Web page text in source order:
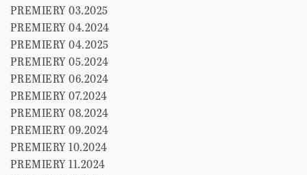
PREMIERY 03.2025
PREMIERY 04.2024
PREMIERY 04.2025
PREMIERY 05.2024
PREMIERY 06.2024
PREMIERY 07.2024
PREMIERY 08.2024
PREMIERY 09.2024
PREMIERY 10.2024
PREMIERY 11.2024